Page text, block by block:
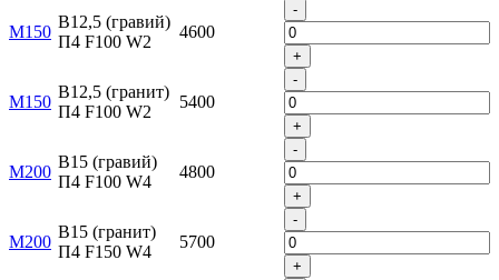
М150
B12,5 (гравий)
П4 F100 W2
4600
-
+
М150
B12,5 (гранит)
П4 F100 W2
5400
-
+
М200
B15 (гравий)
П4 F100 W4
4800
-
+
М200
B15 (гранит)
П4 F150 W4
5700
-
+